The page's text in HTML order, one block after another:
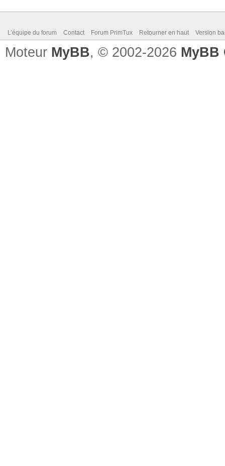
L’équipe du forum Contact Forum PrimTux Retourner en haut Version
Moteur MyBB, © 2002-2026 MyBB